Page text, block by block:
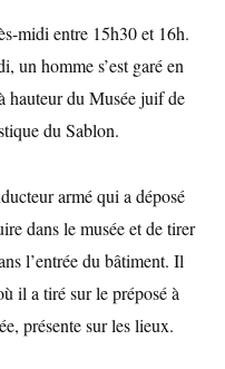
midi entre 15h30 et 16h.
un homme s’est garé en
hauteur du Musée juif de
du Sablon.
armé qui a déposé
dans le musée et de tirer
l’entrée du bâtiment. Il
il a tiré sur le préposé à
présente sur les lieux.